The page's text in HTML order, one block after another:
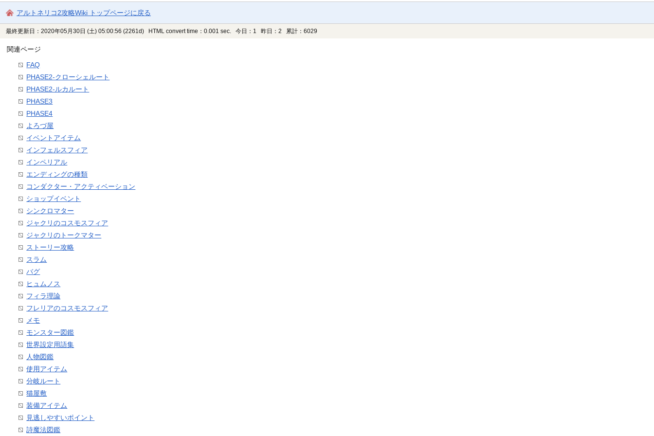
アルトネリコ2攻略Wiki トップページに戻る
最終更新日：2020年05月30日 (土) 05:00:56 (2261d) HTML convert time：0.001 sec. 今日：1 昨日：2 累計：6029
関連ページ
FAQ
PHASE2-クローシェルート
PHASE2-ルカルート
PHASE3
PHASE4
よろづ屋
イベントアイテム
インフェルスフィア
インペリアル
エンディングの種類
コンダクター・アクティベーション
ショップイベント
シンクロマター
ジャクリのコスモスフィア
ジャクリのトークマター
ストーリー攻略
スラム
バグ
ヒュムノス
フィラ理論
フレリアのコスモスフィア
メモ
モンスター図鑑
世界設定用語集
人物図鑑
使用アイテム
分岐ルート
猫屋敷
装備アイテム
見逃しやすいポイント
詩魔法図鑑